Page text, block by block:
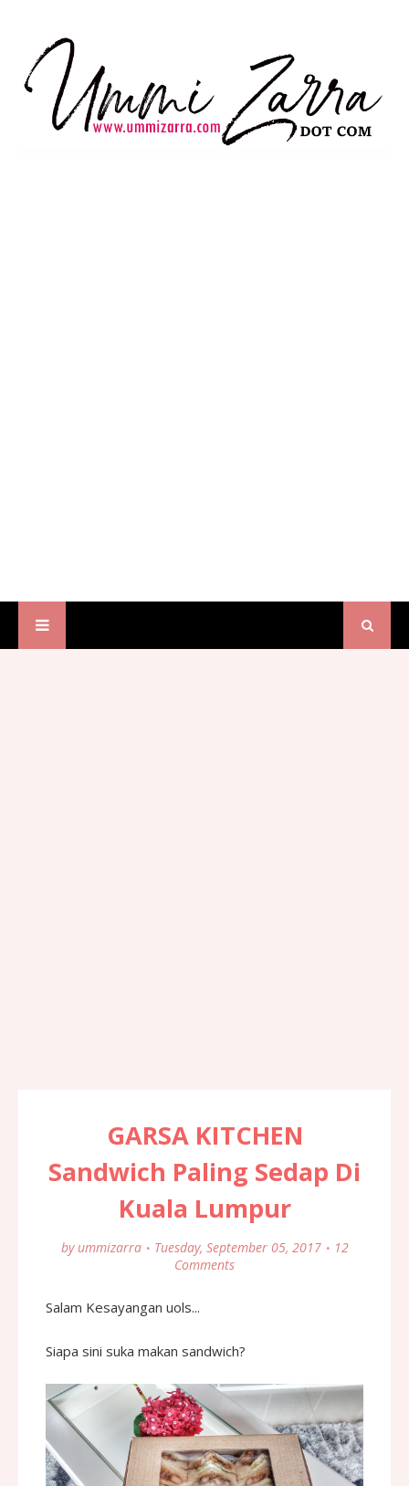
GARSA KITCHEN
Sandwich Paling Sedap Di
Kuala Lumpur
by ummizarra Tuesday, September 05, 2017
12
Comments
Salam Kesayangan uols...
Siapa sini suka makan sandwich?